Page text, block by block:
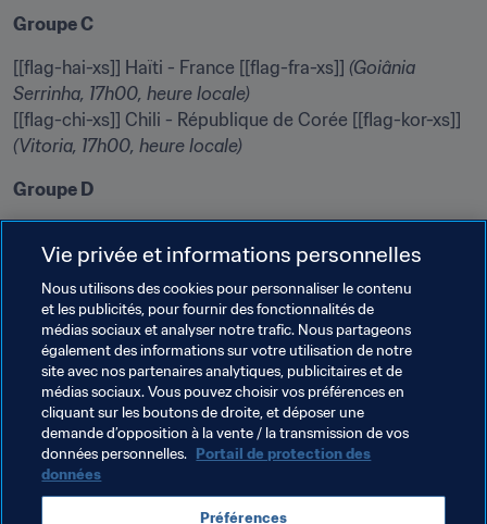
Groupe C
[[flag-hai-xs]] Haïti - France [[flag-fra-xs]] (Goiânia
Serrinha, 17h00, heure locale)
(Vitoria, 17h00, heure locale)
Groupe D
20h00, heure locale)
(Goiânia Serrinha, 20h00, heure locale)
Suivre Brésil 2019
Twitter | Facebook | Instagram
Thèmes en lien
Vie privée et informations personnelles
Nous utilisons des cookies pour personnaliser le contenu
et les publicités, pour fournir des fonctionnalités de
médias sociaux et analyser notre trafic. Nous partageons
également des informations sur votre utilisation de notre
site avec nos partenaires analytiques, publicitaires et de
médias sociaux. Vous pouvez choisir vos préférences en
cliquant sur les boutons de droite, et déposer une
demande d’opposition à la vente / la transmission de vos
données personnelles. Portail de protection des
données
Préférences